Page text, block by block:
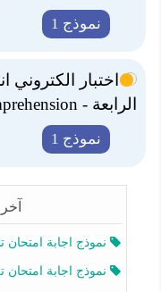
نموذج 1
اختبار
الرابعة - Comprehension
نموذج 1
نموذج اجابة امتحان
نموذج اجابة امتحان تربية